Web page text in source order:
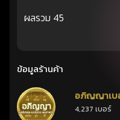
ผลรวม 45
ข้อมูลร้านค้า
อภิญญาเบ
เลขศาสตร์
4,237 เบอร์